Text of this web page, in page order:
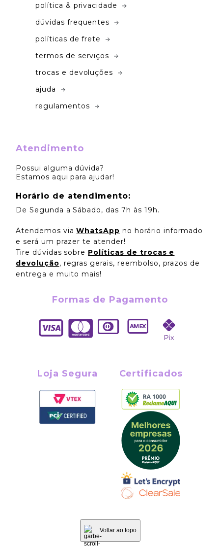
política & privacidade
dúvidas frequentes
políticas de frete
termos de serviços
trocas e devoluções
ajuda
regulamentos
Atendimento
Possui alguma dúvida?
Estamos aqui para ajudar!
Horário de atendimento:
De Segunda a Sábado, das 7h às 19h.
Atendemos via WhatsApp no horário informado
e será um prazer te atender!
Tire dúvidas sobre Políticas de trocas e
devolução, regras gerais, reembolso, prazos de
entrega e muito mais!
Formas de Pagamento
Loja Segura Certificados
Voltar ao topo